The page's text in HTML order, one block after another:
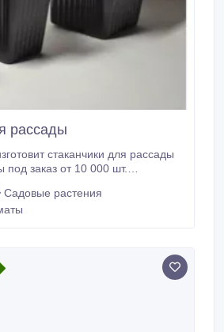
рассады
стаканчики для рассады
заказ от 10 000 шт.
и мы Вас проконсультируем!.
Садовые растения